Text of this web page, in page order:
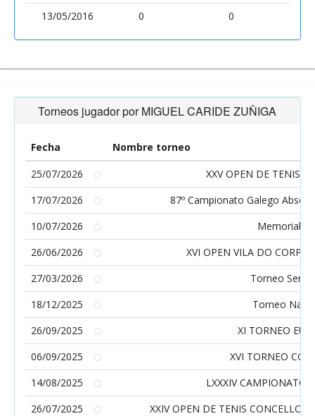
13/05/2016
0 0
Torneos jugador por MIGUEL CARIDE ZUÑIGA
Fecha
Nombre torneo
25/07/2026
XXV OPEN DE TENIS
17/07/2026
87º Campionato Galego
10/07/2026
Memorial
26/06/2026
XVI OPEN VILA DO
27/03/2026
Torneo
18/12/2025
Torneo
26/09/2025
XI TORNEO
06/09/2025
XVI TORNEO
14/08/2025
LXXXIV CAMPIONATO
26/07/2025
XXIV OPEN DE TENIS CONCELLO